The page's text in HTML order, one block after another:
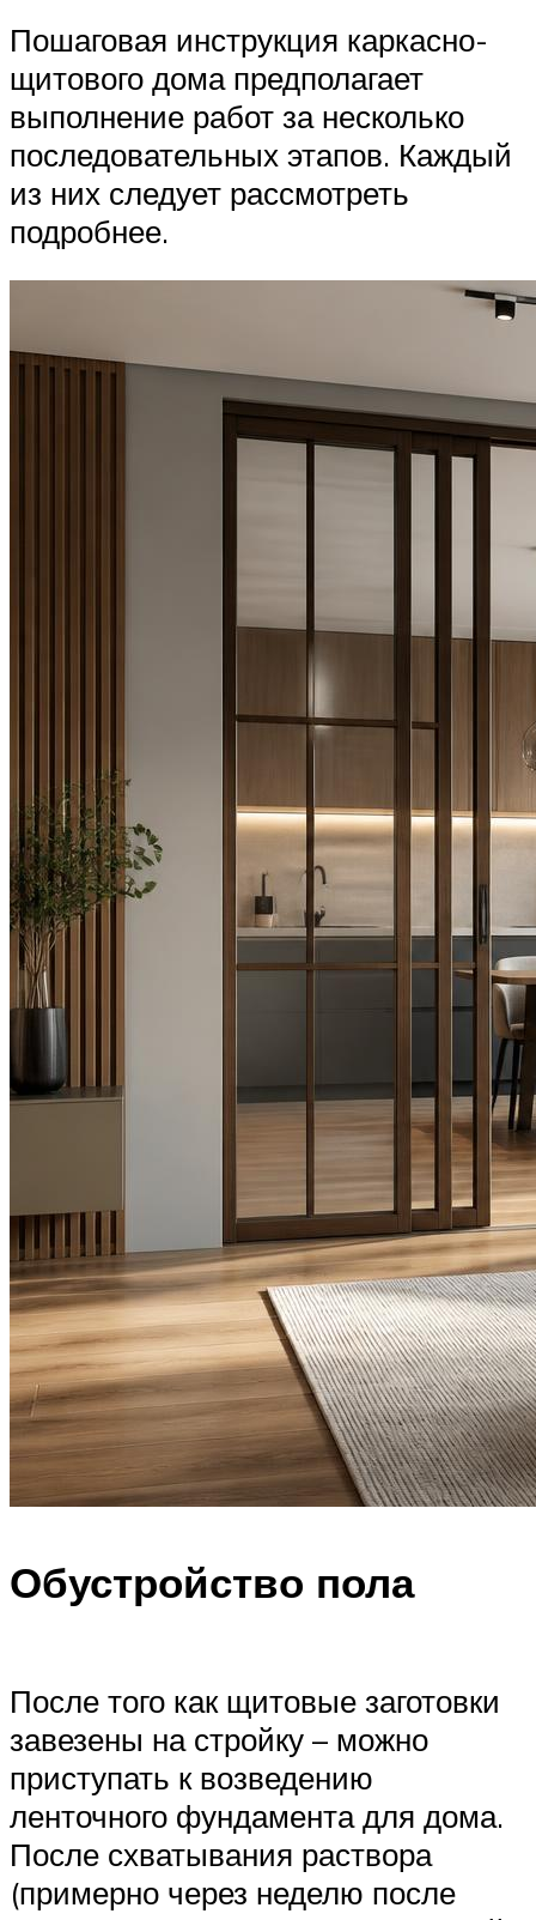
Пошаговая инструкция каркасно-
щитового дома предполагает
выполнение работ за несколько
последовательных этапов. Каждый
из них следует рассмотреть
подробнее.
Обустройство пола
После того как щитовые заготовки
завезены на стройку – можно
приступать к возведению
ленточного фундамента для дома.
После схватывания раствора
(примерно через неделю после